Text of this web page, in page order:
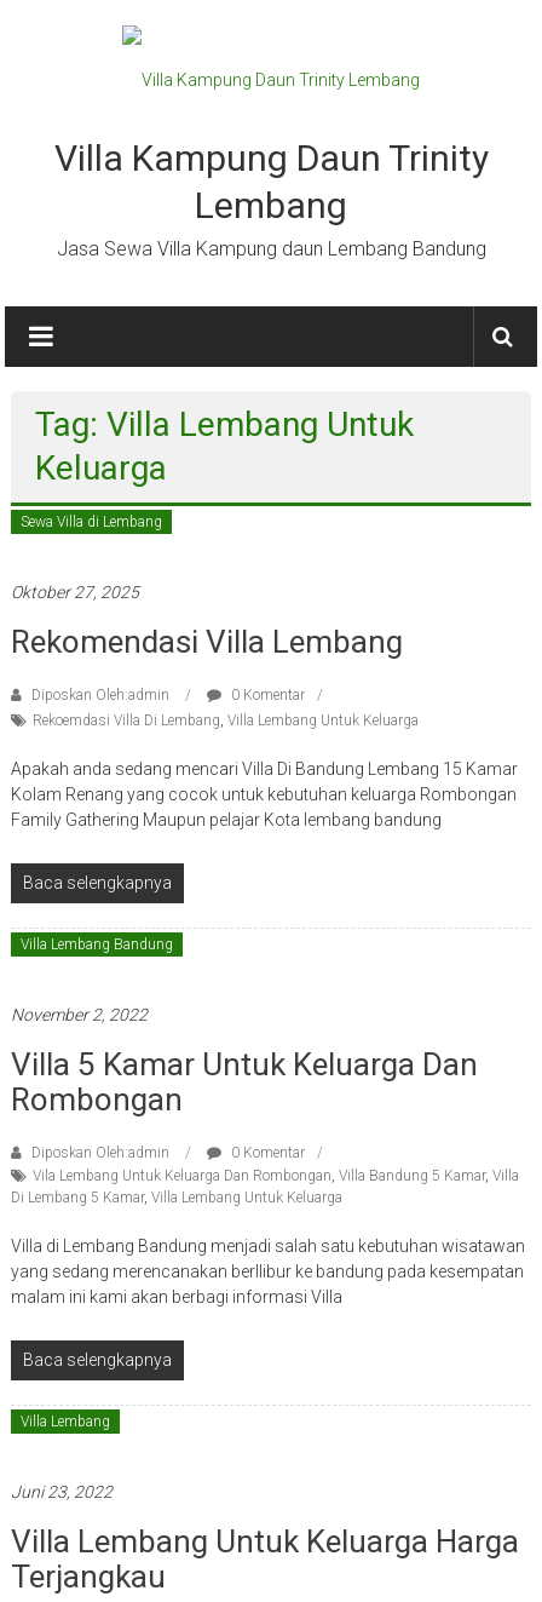
Villa Kampung Daun Trinity
Lembang
Jasa Sewa Villa Kampung daun Lembang Bandung
Tag: Villa Lembang Untuk
Keluarga
Sewa Villa di Lembang
Oktober 27, 2025
Rekomendasi Villa Lembang
Diposkan Oleh:admin
0 Komentar
Rekoemdasi Villa Di Lembang, Villa Lembang Untuk Keluarga
Apakah anda sedang mencari Villa Di Bandung Lembang 15 Kamar
Kolam Renang yang cocok untuk kebutuhan keluarga Rombongan
Family Gathering Maupun pelajar Kota lembang bandung
Baca selengkapnya
Villa Lembang Bandung
November 2, 2022
Villa 5 Kamar Untuk Keluarga Dan
Rombongan
Diposkan Oleh:admin
0 Komentar
Vila Lembang Untuk Keluarga Dan Rombongan, Villa Bandung 5 Kamar, Villa
Di Lembang 5 Kamar, Villa Lembang Untuk Keluarga
Villa di Lembang Bandung menjadi salah satu kebutuhan wisatawan
yang sedang merencanakan berllibur ke bandung pada kesempatan
malam ini kami akan berbagi informasi Villa
Baca selengkapnya
Villa Lembang
Juni 23, 2022
Villa Lembang Untuk Keluarga Harga
Terjangkau